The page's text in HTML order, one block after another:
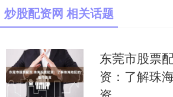
炒股配资网 相关话题
东莞市股票
资：了解珠